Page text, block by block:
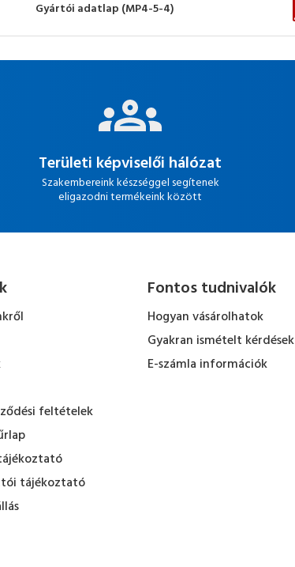
Gyártói adatlap (MP4-5-4)
Területi képviselői hálózat
Szakembereink készséggel segítenek
eligazodni termékeink között
feltételek
tájékoztató
Fontos tudnivalók
Hogyan vásárolhatok
Gyakran ismételt kérdések
E-számla információk